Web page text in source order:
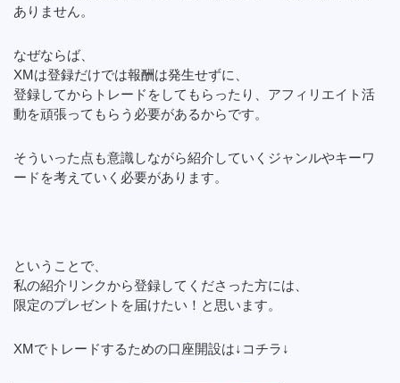
ありません。
なぜならば、
XMは登録だけでは報酬は発生せずに、
登録してからトレードをしてもらったり、アフィリエイト活
動を頑張ってもらう必要があるからです。
そういった点も意識しながら紹介していくジャンルやキーワ
ードを考えていく必要があります。
ということで、
私の紹介リンクから登録してくださった方には、
限定のプレゼントを届けたい！と思います。
XMでトレードするための口座開設は↓コチラ↓